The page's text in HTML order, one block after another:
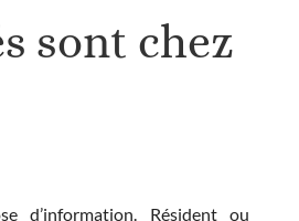
sont chez
d’information. Résident ou